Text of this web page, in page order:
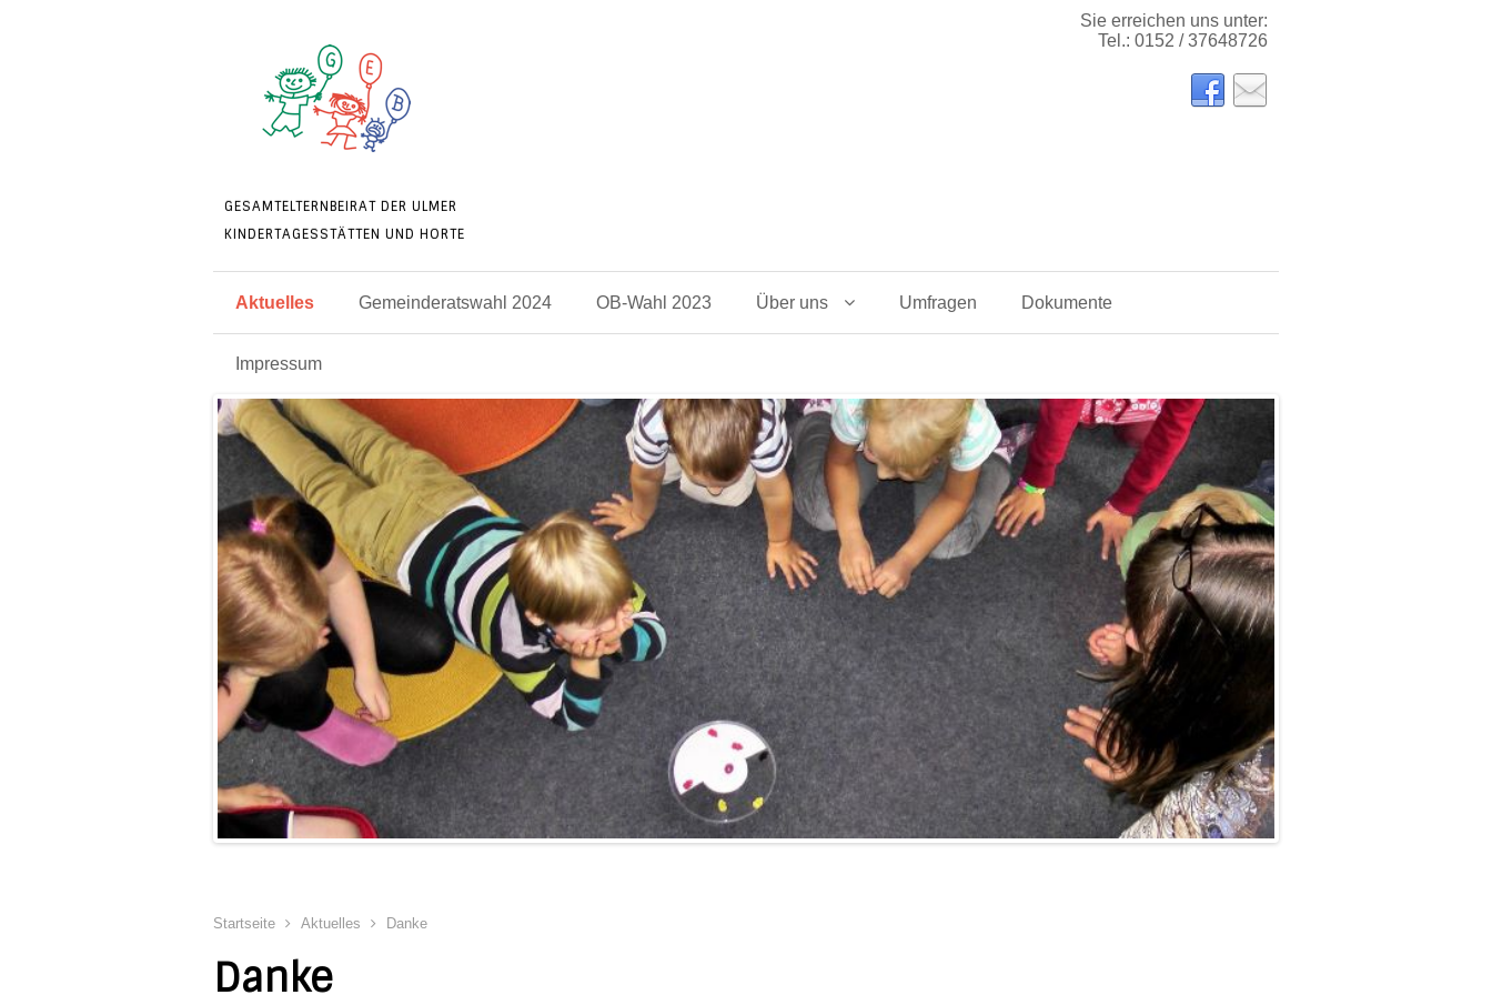
GESAMTELTERNBEIRAT DER ULMER
KINDERTAGESSTÄTTEN UND HORTE
Sie erreichen uns unter:
Tel.: 0152 / 37648726
Aktuelles Gemeinderatswahl 2024 OB-Wahl 2023 Über uns Umfragen Dokumente
Impressum
Startseite Aktuelles Danke
Danke